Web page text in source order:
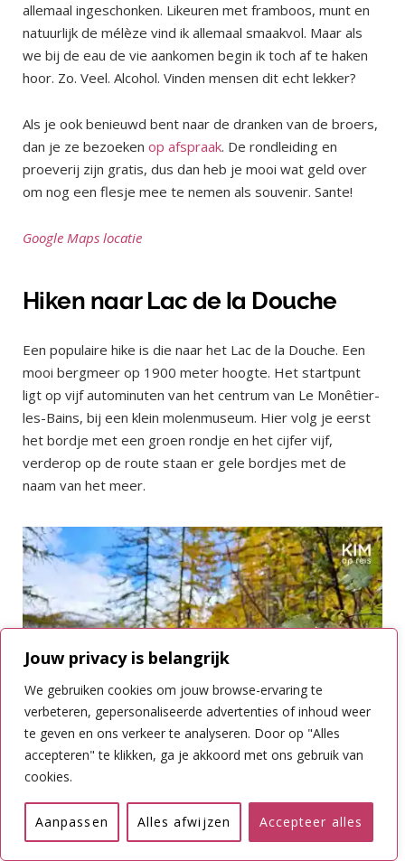
Jouw privacy is belangrijk
We gebruiken cookies om jouw browse-ervaring te
verbeteren, gepersonaliseerde advertenties of inhoud weer
te geven en ons verkeer te analyseren. Door op "Alles
accepteren" te klikken, ga je akkoord met ons gebruik van
cookies.
Aanpassen Alles afwijzen Accepteer alles
allemaal ingeschonken. Likeuren met framboos, munt en
natuurlijk de mélèze vind ik allemaal smaakvol. Maar als
we bij de eau de vie aankomen begin ik toch af te haken
hoor. Zo. Veel. Alcohol. Vinden mensen dit echt lekker?
Als je ook benieuwd bent naar de dranken van de broers,
dan je ze bezoeken op afspraak. De rondleiding en
proeverij zijn gratis, dus dan heb je mooi wat geld over
om nog een flesje mee te nemen als souvenir. Sante!
Google Maps locatie
Hiken naar Lac de la Douche
Een populaire hike is die naar het Lac de la Douche. Een
mooi bergmeer op 1900 meter hoogte. Het startpunt
ligt op vijf autominuten van het centrum van Le Monêtier-
les-Bains, bij een klein molenmuseum. Hier volg je eerst
het bordje met een groen rondje en het cijfer vijf,
verderop op de route staan er gele bordjes met de
naam van het meer.
Het Lac de la Douche ligt trouwens in het Parc National